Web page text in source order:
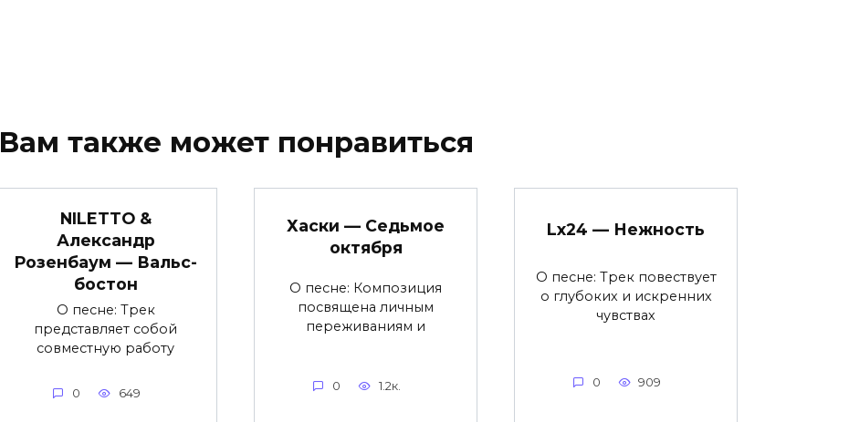
Вам также может понравиться
NILETTO &
Александр
Розенбаум — Вальс-
бостон
О песне: Трек
представляет собой
совместную работу
0 649
Хаски — Седьмое
октября
О песне: Композиция
посвящена личным
переживаниям и
0 1.2к.
Lx24 — Нежность
О песне: Трек повествует
о глубоких и искренних
чувствах
0 909